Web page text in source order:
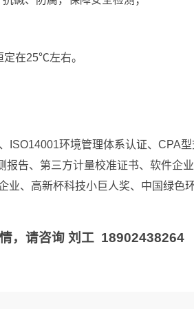
在25℃左右。
ISO14001环境管理体系认证、CPA型
告、第三方计量校准证书、软件企业
业、高新杯科技小巨人奖、中国绿色
，请咨询 刘工 18902438264